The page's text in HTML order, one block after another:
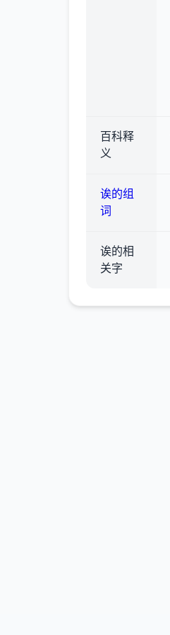
百科释
义
诶的组
词
诶的相
关字